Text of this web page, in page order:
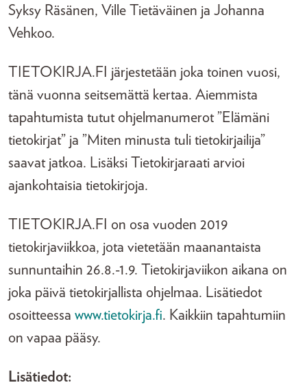
Syksy Räsänen, Ville Tietäväinen ja Johanna
Vehkoo.
TIETOKIRJA.FI järjestetään joka toinen vuosi,
tänä vuonna seitsemättä kertaa. Aiemmista
tapahtumista tutut ohjelmanumerot ”Elämäni
tietokirjat” ja ”Miten minusta tuli tietokirjailija”
saavat jatkoa. Lisäksi Tietokirjaraati arvioi
ajankohtaisia tietokirjoja.
TIETOKIRJA.FI on osa vuoden 2019
tietokirjaviikkoa, jota vietetään maanantaista
sunnuntaihin 26.8.-1.9. Tietokirjaviikon aikana on
joka päivä tietokirjallista ohjelmaa. Lisätiedot
osoitteessa www.tietokirja.fi. Kaikkiin tapahtumiin
on vapaa pääsy.
Lisätiedot: